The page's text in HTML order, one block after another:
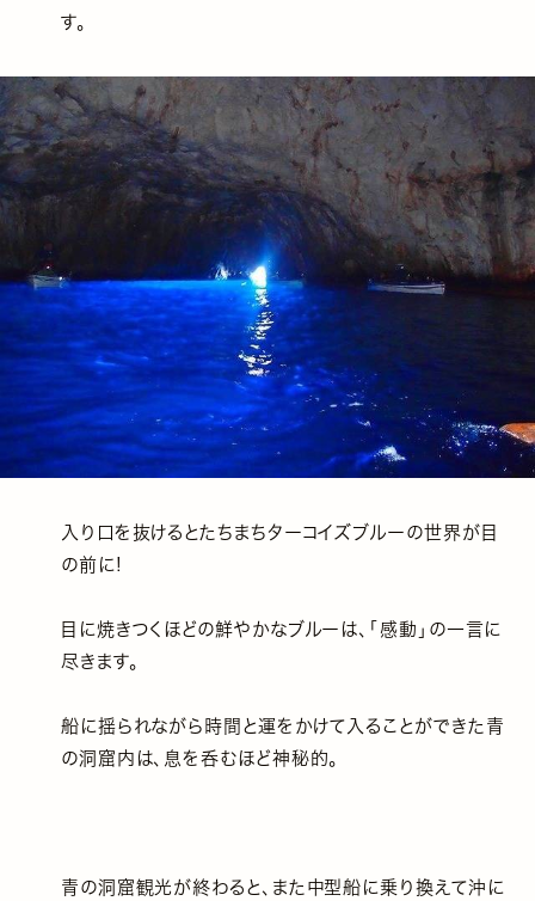
す。
入り口を抜けるとたちまちターコイズブルーの世界が目
の前に!
目に焼きつくほどの鮮やかなブルーは、「感動」の一言に
尽きます。
船に揺られながら時間と運をかけて入ることができた青
の洞窟内は、息を呑むほど神秘的。
青の洞窟観光が終わると、また中型船に乗り換えて沖に